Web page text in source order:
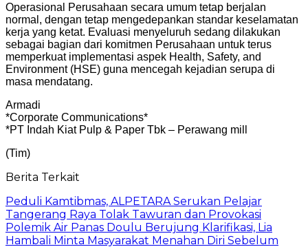
Operasional Perusahaan secara umum tetap berjalan
normal, dengan tetap mengedepankan standar keselamatan
kerja yang ketat. Evaluasi menyeluruh sedang dilakukan
sebagai bagian dari komitmen Perusahaan untuk terus
memperkuat implementasi aspek Health, Safety, and
Environment (HSE) guna mencegah kejadian serupa di
masa mendatang.
Armadi
*Corporate Communications*
*PT Indah Kiat Pulp & Paper Tbk – Perawang mill
(Tim)
Berita Terkait
Peduli Kamtibmas, ALPETARA Serukan Pelajar
Tangerang Raya Tolak Tawuran dan Provokasi
Polemik Air Panas Doulu Berujung Klarifikasi, Lia
Hambali Minta Masyarakat Menahan Diri Sebelum